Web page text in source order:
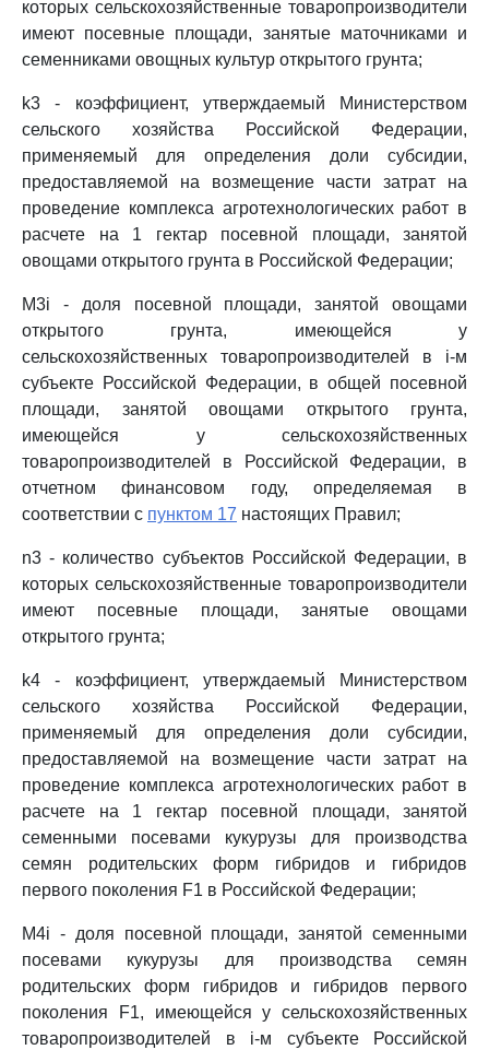
которых сельскохозяйственные товаропроизводители
имеют посевные площади, занятые маточниками и
семенниками овощных культур открытого грунта;
k3 - коэффициент, утверждаемый Министерством
сельского хозяйства Российской Федерации,
применяемый для определения доли субсидии,
предоставляемой на возмещение части затрат на
проведение комплекса агротехнологических работ в
расчете на 1 гектар посевной площади, занятой
овощами открытого грунта в Российской Федерации;
M3i - доля посевной площади, занятой овощами
открытого грунта, имеющейся у
сельскохозяйственных товаропроизводителей в i-м
субъекте Российской Федерации, в общей посевной
площади, занятой овощами открытого грунта,
имеющейся у сельскохозяйственных
товаропроизводителей в Российской Федерации, в
отчетном финансовом году, определяемая в
соответствии с пунктом 17 настоящих Правил;
n3 - количество субъектов Российской Федерации, в
которых сельскохозяйственные товаропроизводители
имеют посевные площади, занятые овощами
открытого грунта;
k4 - коэффициент, утверждаемый Министерством
сельского хозяйства Российской Федерации,
применяемый для определения доли субсидии,
предоставляемой на возмещение части затрат на
проведение комплекса агротехнологических работ в
расчете на 1 гектар посевной площади, занятой
семенными посевами кукурузы для производства
семян родительских форм гибридов и гибридов
первого поколения F1 в Российской Федерации;
M4i - доля посевной площади, занятой семенными
посевами кукурузы для производства семян
родительских форм гибридов и гибридов первого
поколения F1, имеющейся у сельскохозяйственных
товаропроизводителей в i-м субъекте Российской